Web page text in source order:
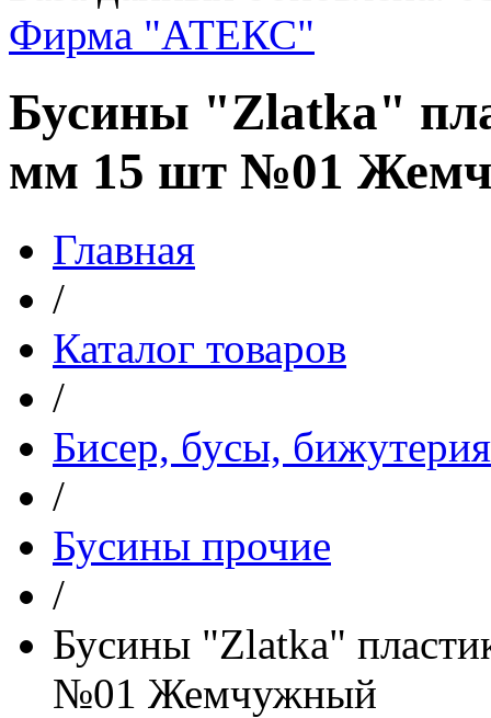
Фирма "АТЕКС"
Бусины "Zlatka"
мм 15 шт №01
Главная
/
Каталог товаров
/
Бисер, бусы, бижутерия
/
Бусины прочие
/
Бусины "Zlatka"
№01 Жемчужный